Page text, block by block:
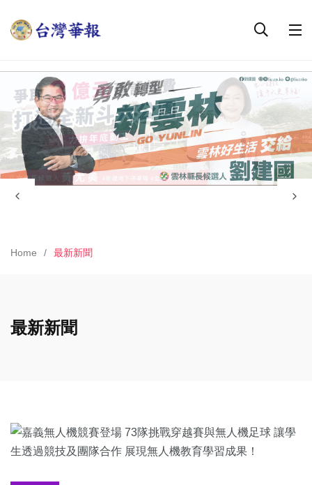
Home 最新新聞
最新新聞